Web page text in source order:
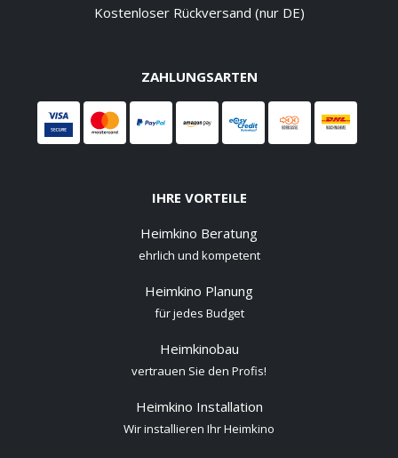
Kostenloser Rückversand (nur DE)
ZAHLUNGSARTEN
IHRE VORTEILE
Heimkino Beratung
ehrlich und kompetent
Heimkino Planung
für jedes Budget
Heimkinobau
vertrauen Sie den Profis!
Heimkino Installation
Wir installieren Ihr Heimkino